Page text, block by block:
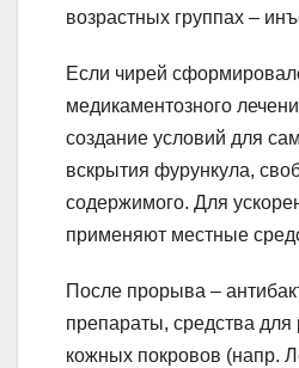
возрастных группах –
Если чирей
медикаментозного
создание условий для
вскрытия фурункула,
содержимого. Для
применяют местные
После прорыва –
препараты, средства для
кожных покровов (напр.